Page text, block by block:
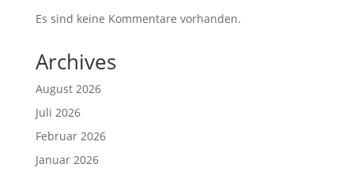
Es sind keine Kommentare vorhanden.
Archives
August 2026
Juli 2026
Februar 2026
Januar 2026